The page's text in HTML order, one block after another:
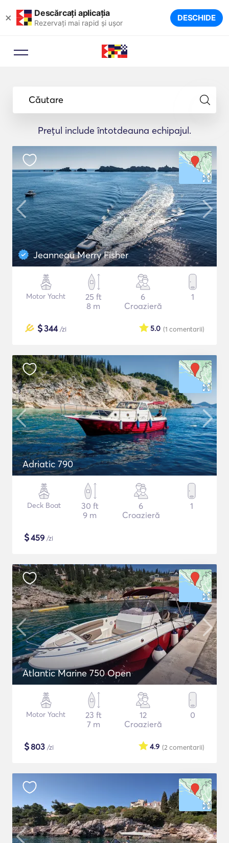
× Descărcați aplicația
Rezervați mai rapid și ușor DESCHIDE
Căutare
Prețul include întotdeauna echipajul.
Jeanneau Merry Fisher
Motor Yacht
25 ft
8 m
6
Croazieră
1
$344/zi (1 comentarii)
5.0
Adriatic 790
Deck Boat
30 ft
9 m
6
Croazieră
1
$459 /zi
Atlantic Marine 750 Open
Motor Yacht
23 ft
7 m
12
Croazieră
0
$803 /zi (2 comentarii)
4.9